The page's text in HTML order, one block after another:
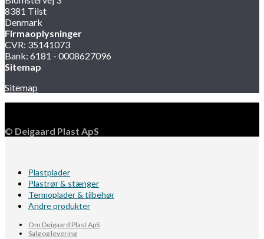
8381 Tilst
Denmark
Firmaoplysninger
CVR: 35141073
Bank: 6181 - 0008627096
Sitemap
Sitemap
© Deigaard Plast ApS
Plastplader
Plastrør & stænger
Termoplader & tilbehør
Andre produkter
Om Deigaard Plast ApS
Salg og levering